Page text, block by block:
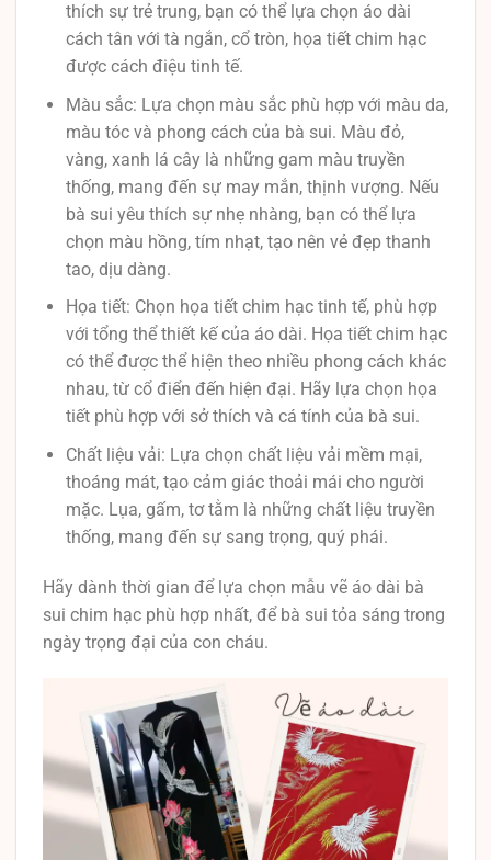
thích sự trẻ trung, bạn có thể lựa chọn áo dài
cách tân với tà ngắn, cổ tròn, họa tiết chim hạc
được cách điệu tinh tế.
Màu sắc: Lựa chọn màu sắc phù hợp với màu da,
màu tóc và phong cách của bà sui. Màu đỏ,
vàng, xanh lá cây là những gam màu truyền
thống, mang đến sự may mắn, thịnh vượng. Nếu
bà sui yêu thích sự nhẹ nhàng, bạn có thể lựa
chọn màu hồng, tím nhạt, tạo nên vẻ đẹp thanh
tao, dịu dàng.
Họa tiết: Chọn họa tiết chim hạc tinh tế, phù hợp
với tổng thể thiết kế của áo dài. Họa tiết chim hạc
có thể được thể hiện theo nhiều phong cách khác
nhau, từ cổ điển đến hiện đại. Hãy lựa chọn họa
tiết phù hợp với sở thích và cá tính của bà sui.
Chất liệu vải: Lựa chọn chất liệu vải mềm mại,
thoáng mát, tạo cảm giác thoải mái cho người
mặc. Lụa, gấm, tơ tằm là những chất liệu truyền
thống, mang đến sự sang trọng, quý phái.
Hãy dành thời gian để lựa chọn mẫu vẽ áo dài bà
sui chim hạc phù hợp nhất, để bà sui tỏa sáng trong
ngày trọng đại của con cháu.